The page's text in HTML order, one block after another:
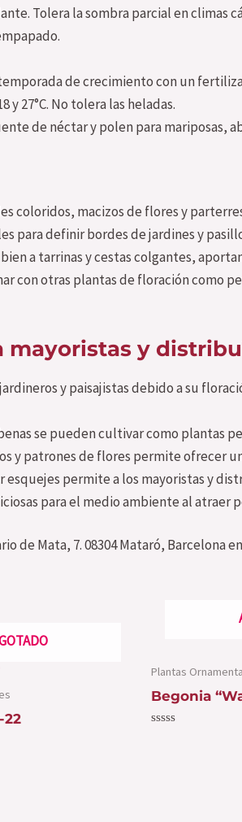
Tolera la sombra parcial en climas
de crecimiento con un
27°C. No tolera las heladas.
de néctar y polen para mariposas,
coloridos, macizos de flores y
para definir bordes de jardines y
a tarrinas y cestas colgantes,
con otras plantas de floración como
mayoristas y
y paisajistas debido a su
se pueden cultivar como plantas
y patrones de flores permite ofrecer
esquejes permite a los mayoristas y
para el medio ambiente al atraer
de Mata, 7. 08304 Mataró, Barcelona
22
Plantas
Begonia